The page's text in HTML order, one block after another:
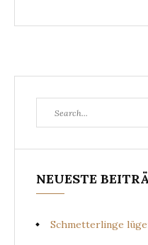
for:
NEUESTE
Schmetterlinge